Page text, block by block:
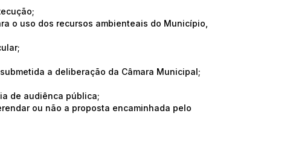
o uso dos recursos ambienteais do Município,
a deliberação da Câmara Municipal;
de audiênca pública;
ou não a proposta encaminhada pelo